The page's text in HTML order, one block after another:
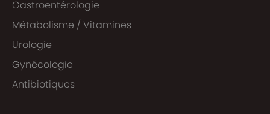
Gastroentérologie
Métabolisme / Vitamines
Urologie
Gynécologie
Antibiotiques